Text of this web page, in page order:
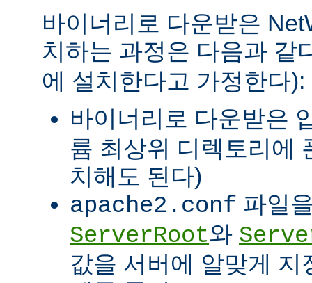
바이너리로 다운받은
치하는 과정은 다음과 같
에 설치한다고 가정한다):
바이너리로 다운받은
륨 최상위 디렉토리에
치해도 된다)
apache2.conf 파일
ServerRoot와
값을 서버에 알맞게 지